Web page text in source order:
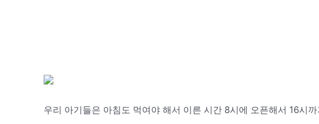
우리 아기들은 아침도 먹여야 해서 이른 시간 8시에 오픈해서 16시